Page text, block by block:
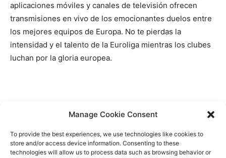
Manage Cookie Consent
To provide the best experiences, we use technologies like cookies to
store and/or access device information. Consenting to these
technologies will allow us to process data such as browsing behavior or
aplicaciones móviles y canales de televisión ofrecen
transmisiones en vivo de los emocionantes duelos entre
los mejores equipos de Europa. No te pierdas la
intensidad y el talento de la Euroliga mientras los clubes
luchan por la gloria europea.
Contactez-nous